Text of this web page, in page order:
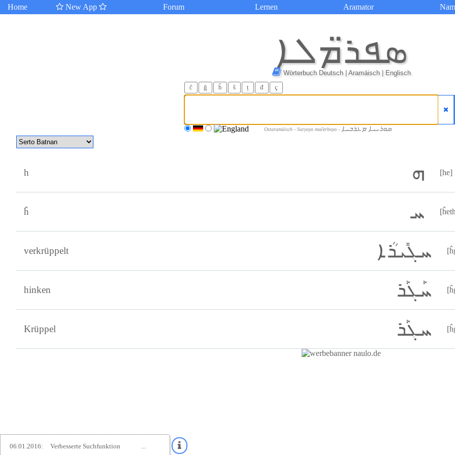
Home New App Forum Lernen Aramator
ܣܦܪ̈ܡܠܐ
Wörterbuch Deutsch | Aramäisch | Englisch
ĉ ğ ĥ ŝ ț đ ç
Ostaramäisch - Suryoyo maĉerboyo - ܣܘܪܝܝܐ ܡܥܪܒܝܐ
h ܗ [he]
ĥ ܚ
verkrüppelt ܚܓܺܝܪܳܐ
hinken ܚܰܓܰܪ
Krüppel ܚܓܰܪ
06.01.2016: Verbesserte Suchfunktion ...